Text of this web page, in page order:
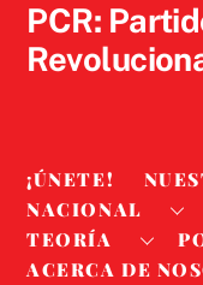
PCR:
¡ÚNETE!
NACIONAL
TEORÍA
ACERCA DE